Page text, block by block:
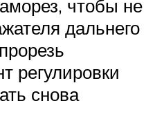
чтобы не
дальнего
регулировки
снова